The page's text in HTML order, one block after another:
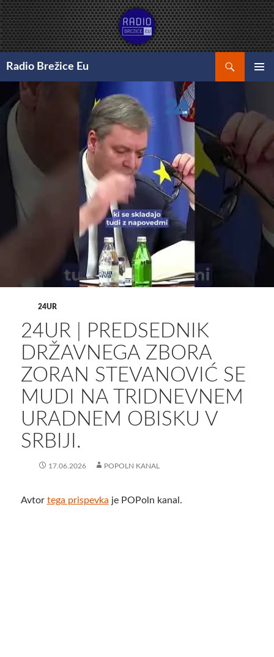
Preskoči
na
vsebino
Radio Brežice Eu
24UR
24UR | PREDSEDNIK
DRŽAVNEGA ZBORA
ZORAN STEVANOVIĆ SE
MUDI NA TRIDNEVNEM
URADNEM OBISKU V
SRBIJI.
17.06.2026 POPOLN KANAL
Avtor tega prispevka je POPoln kanal.